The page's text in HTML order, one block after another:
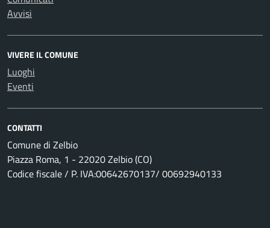
Avvisi
VIVERE IL COMUNE
Luoghi
Eventi
CONTATTI
Comune di Zelbio
Piazza Roma, 1 - 22020 Zelbio (CO)
Codice fiscale / P. IVA:00642670137/ 00692940133